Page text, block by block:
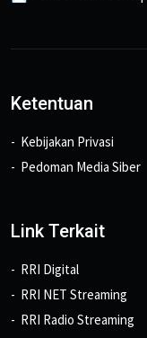
Ketentuan
Kebijakan Privasi
Pedoman Media Siber
Link Terkait
RRI Digital
RRI NET Streaming
RRI Radio Streaming